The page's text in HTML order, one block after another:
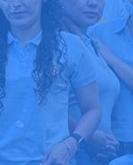
Pide